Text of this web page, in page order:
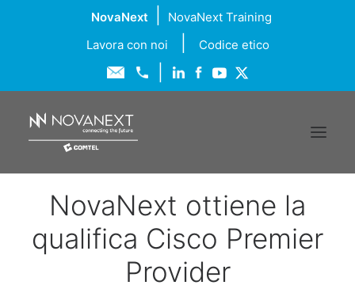
NovaNext
NovaNext Training
Lavora con noi
Codice etico
Chi siamo
Soluzioni
NovaNext ottiene la
qualifica Cisco Premier
Provider